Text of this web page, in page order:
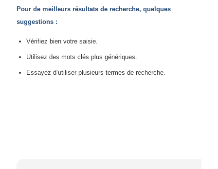
Pour de meilleurs résultats de recherche, quelques
suggestions :
Vérifiez bien votre saisie.
Utilisez des mots clés plus génériques.
Essayez d’utiliser plusieurs termes de recherche.